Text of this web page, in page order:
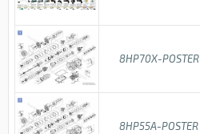
8HP70X-POSTER
8HP55A-POSTER